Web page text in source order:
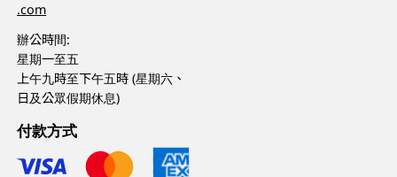
.com
辦公時間:
星期一至五
上午九時至下午五時 (星期六、
日及公眾假期休息)
付款方式